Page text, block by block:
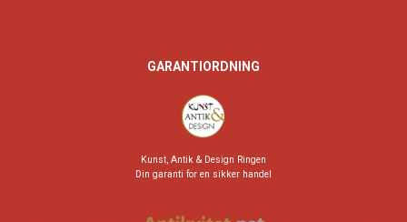
GARANTIORDNING
Kunst, Antik & Design Ringen
Din garanti for en sikker handel